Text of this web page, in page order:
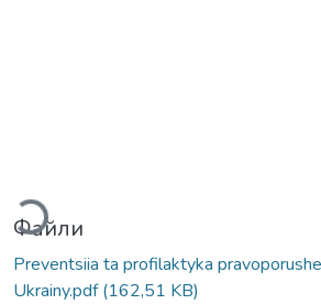
Вантажиться...
Файли
Preventsiia ta profilaktyka
Ukrainy.pdf(162,51 KB)